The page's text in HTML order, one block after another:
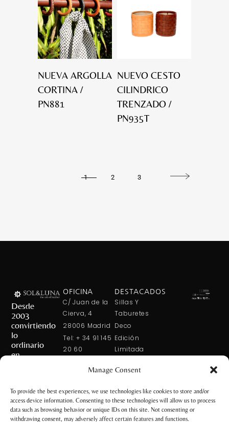
Manage Consent
To provide the best experiences, we use technologies like cookies to store and/or
access device information. Consenting to these technologies will allow us to process
data such as browsing behavior or unique IDs on this site. Not consenting or
withdrawing consent, may adversely affect certain features and functions.
NUEVA ARGOLLA
CORTINA /
PN881
NUEVO CESTO
CILINDRICO
TRENZADO /
PN935T
1 2 3
Desde
2003
convirtiendo
lo
ordinario
en
OFICINA
C/ Juan de la
Cierva, 4
28006 Madrid
Tel: + 34 91 145
20 60
TIENDA
C/ Núñez de
DESTACADOS
Sillas Y
Taburetes
Deco
Edición
Limitada
Mesa
Chic